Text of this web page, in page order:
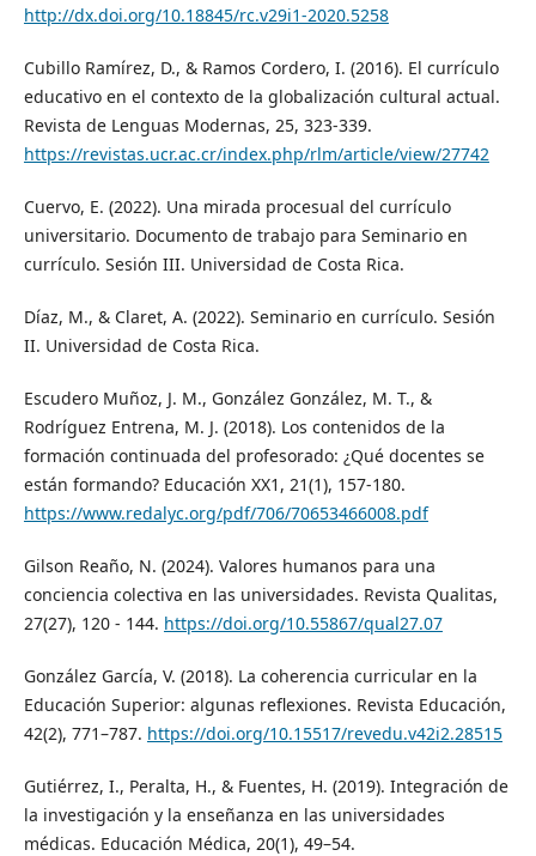
http://dx.doi.org/10.18845/rc.v29i1-2020.5258
Cubillo Ramírez, D., & Ramos Cordero, I. (2016). El currículo
educativo en el contexto de la globalización cultural actual.
Revista de Lenguas Modernas, 25, 323-339.
https://revistas.ucr.ac.cr/index.php/rlm/article/view/27742
Cuervo, E. (2022). Una mirada procesual del currículo
universitario. Documento de trabajo para Seminario en
currículo. Sesión III. Universidad de Costa Rica.
Díaz, M., & Claret, A. (2022). Seminario en currículo. Sesión
II. Universidad de Costa Rica.
Escudero Muñoz, J. M., González González, M. T., &
Rodríguez Entrena, M. J. (2018). Los contenidos de la
formación continuada del profesorado: ¿Qué docentes se
están formando? Educación XX1, 21(1), 157-180.
https://www.redalyc.org/pdf/706/70653466008.pdf
Gilson Reaño, N. (2024). Valores humanos para una
conciencia colectiva en las universidades. Revista Qualitas,
27(27), 120 - 144. https://doi.org/10.55867/qual27.07
González García, V. (2018). La coherencia curricular en la
Educación Superior: algunas reflexiones. Revista Educación,
42(2), 771–787. https://doi.org/10.15517/revedu.v42i2.28515
Gutiérrez, I., Peralta, H., & Fuentes, H. (2019). Integración de
la investigación y la enseñanza en las universidades
médicas. Educación Médica, 20(1), 49–54.